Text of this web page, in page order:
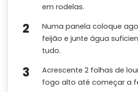
em rodelas.
Numa panela coloque
feijão e junte água
tudo.
Acrescente 2 folhas de
fogo alto até começar a